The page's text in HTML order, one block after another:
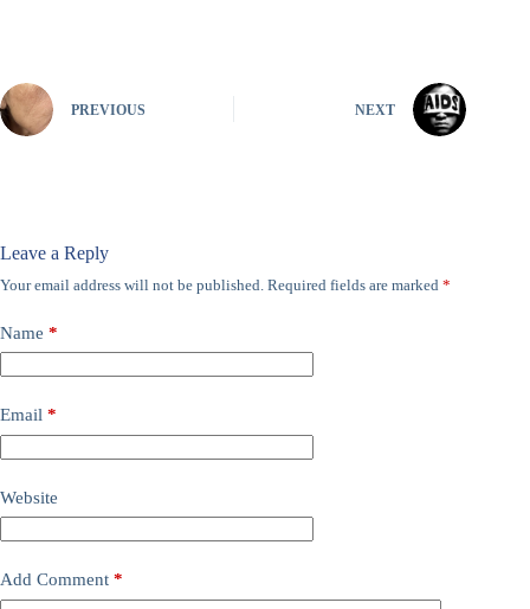
PREVIOUS NEXT
Leave a Reply
Your email address will not be published. Required fields are marked *
Name *
Email *
Website
Add Comment *